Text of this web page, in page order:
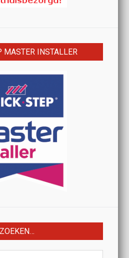
MASTER INSTALLER
ZOEKEN…